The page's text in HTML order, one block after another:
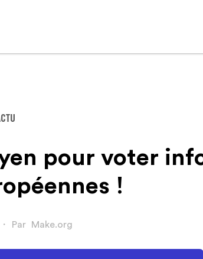
pour voter
!
・ Par Make.org